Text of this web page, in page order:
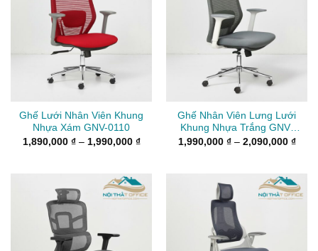
Ghế Lưới Nhân Viên Khung
Nhựa Xám GNV-0110
1,890,000 ₫ – 1,990,000 ₫Khoảng
1,990,000 ₫
Ghế Nhân Viên Lưng Lưới
Khung Nhựa Trắng GNV-
0109
1,990,000 ₫ – 2,090,000 ₫